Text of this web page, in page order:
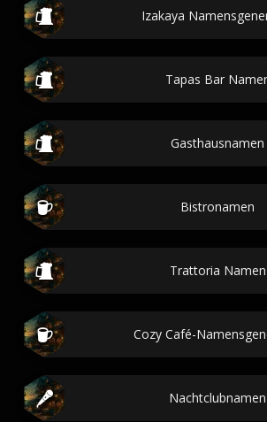
Izakaya
Tapas Bar
Gasthausnamen
Bistronamen
Trattoria Namen
Cozy Café-
Nachtclubnamen